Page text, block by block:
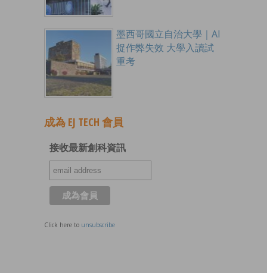
墨西哥國立自治大學｜AI
捉作弊失效 大學入讀試
重考
成為 EJ TECH 會員
接收最新創科資訊
Click here to unsubscribe